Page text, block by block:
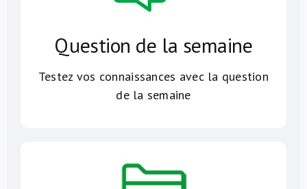
Question de la semaine
Testez vos connaissances avec la question
de la semaine